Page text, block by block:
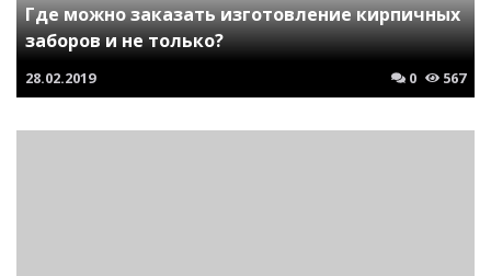
Где можно заказать изготовление кирпичных
заборов и не только?
28.02.2019 0 567